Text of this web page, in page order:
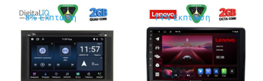
8% Έκπτωση 14% Έκπτωση